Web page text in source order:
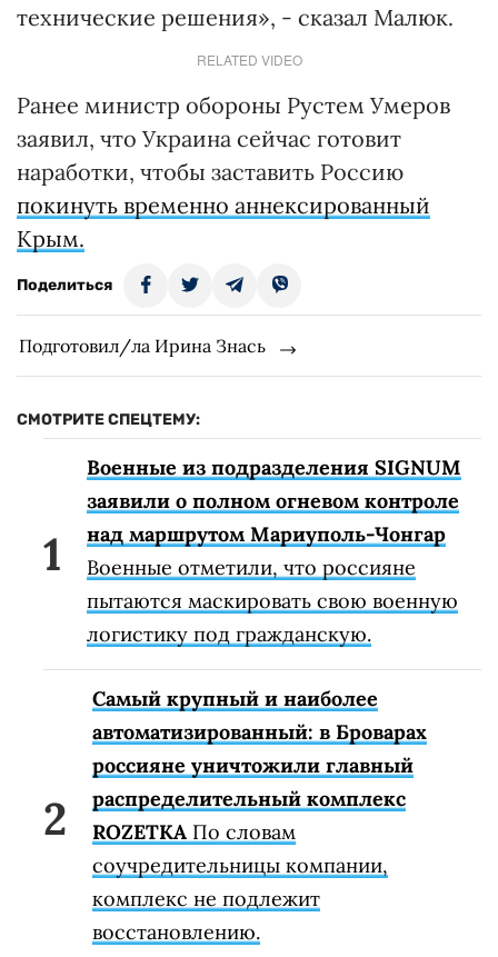
технические решения», - сказал Малюк.
RELATED VIDEO
Ранее министр обороны Рустем Умеров
заявил, что Украина сейчас готовит
наработки, чтобы заставить Россию
покинуть временно аннексированный
Крым.
Поделиться
Подготовил/ла Ирина Знась
СМОТРИТЕ СПЕЦТЕМУ:
Военные из подразделения SIGNUM
заявили о полном огневом контроле
над маршрутом Мариуполь-Чонгар
Военные отметили, что россияне
пытаются маскировать свою военную
логистику под гражданскую.
Самый крупный и наиболее
автоматизированный: в Броварах
россияне уничтожили главный
распределительный комплекс
ROZETKA По словам
соучредительницы компании,
комплекс не подлежит
восстановлению.